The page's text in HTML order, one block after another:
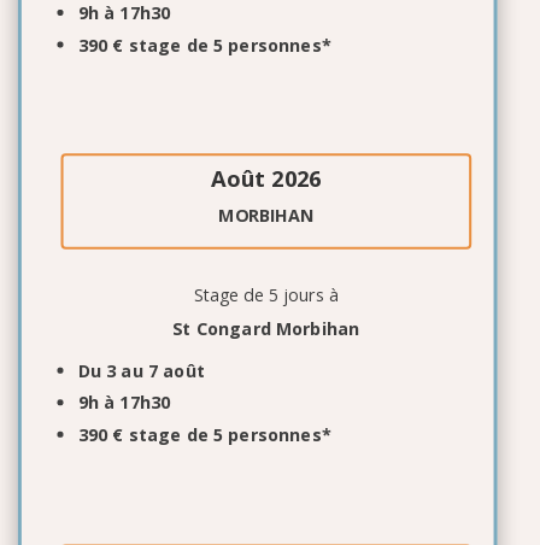
9h à 17h30
390 € stage de 5 personnes*
Août 2026
MORBIHAN
Stage de 5 jours à
St Congard Morbihan
Du 3 au 7 août
9h à 17h30
390 € stage de 5 personnes*